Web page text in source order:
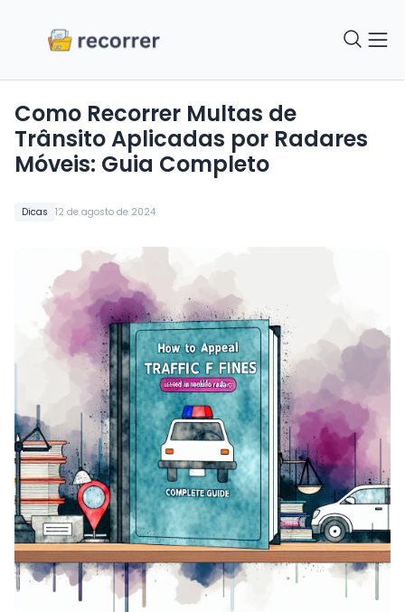
Dicas 12 de agosto de 2024
Como Recorrer Multas de
Trânsito Aplicadas por Radares
Móveis: Guia Completo